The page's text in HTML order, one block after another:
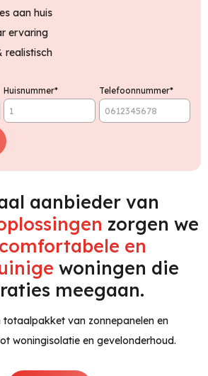
aan huis
ervaring
realistisch
Huisnummer* Telefoonnummer*
aanbieder van
zorgen we
comfortabele en
woningen die
meegaan.
totaalpakket van zonnepanelen en
woningisolatie en gevelonderhoud.